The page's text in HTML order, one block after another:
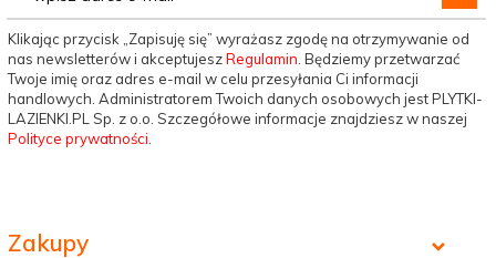
Klikając przycisk „Zapisuję się” wyrażasz zgodę na otrzymywanie od
nas newsletterów i akceptujeszRegulamin . Będziemy przetwarzać
Twoje imię oraz adres e-mail w celu przesyłania Ci informacji
handlowych. Administratorem Twoich danych osobowych jest PLYTKI-
LAZIENKI.PL Sp. z o.o. Szczegółowe informacje znajdziesz w naszej
Polityce prywatności
Zakupy